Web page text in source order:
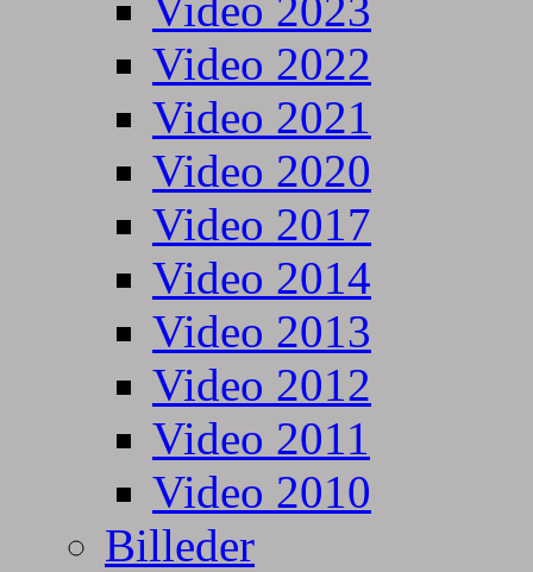
Video 2022
Video 2021
Video 2020
Video 2017
Video 2014
Video 2013
Video 2012
Video 2011
Video 2010
Billeder